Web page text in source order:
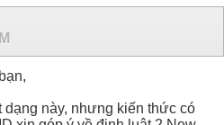
dạng này, nhưng kiến thức có